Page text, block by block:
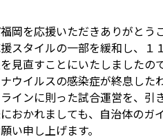
岡を応援いただきありがとう
スタイルの一部を緩和し、
見直すことにいたしましたの
ウイルスの感染症が終息し
インに則った試合運営を、引
おかれましても、自治体の
い申し上げます。